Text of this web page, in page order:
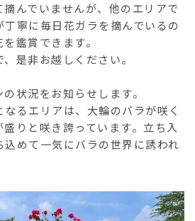
んでいませんが、他のエリアで
寧に毎日花ガラを摘んでいるの
鑑賞できます。
是非お越しください。
状況をお知らせします。
るエリアは、大輪のバラが咲く
りと咲き誇っています。立ち入
込めて一気にバラの世界に誘われ